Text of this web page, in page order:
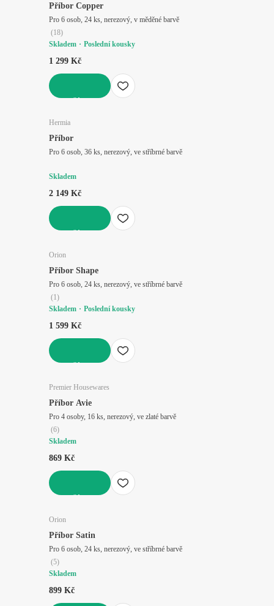
Příbor Copper
Pro 6 osob, 24 ks, nerezový, v měděné barvě
(18)
Skladem
Poslední kousky
1 299 Kč
Hermia
Příbor
Pro 6 osob, 36 ks, nerezový, ve stříbrné barvě
Skladem
2 149 Kč
Orion
Příbor Shape
Pro 6 osob, 24 ks, nerezový, ve stříbrné barvě
(1)
Skladem
Poslední kousky
1 599 Kč
Premier Housewares
Příbor Avie
Pro 4 osoby, 16 ks, nerezový, ve zlaté barvě
(6)
Skladem
869 Kč
Orion
Příbor Satin
Pro 6 osob, 24 ks, nerezový, ve stříbrné barvě
(5)
Skladem
899 Kč